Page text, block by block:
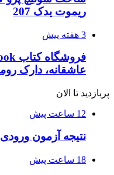
ریموت یدک 207
3 هفته پیش
عاشقانه، دارک
پربازدید تا الان
12 ساعت پیش
نتیجه آزمون ورودی سمپاد
18 ساعت پیش